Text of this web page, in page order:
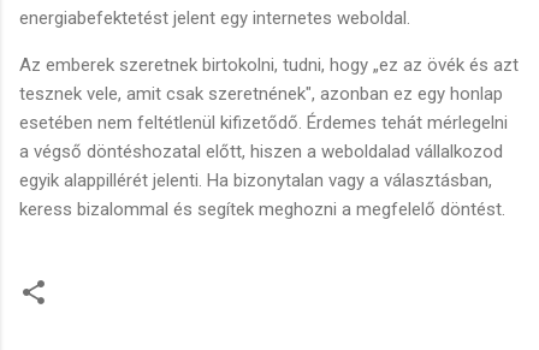
energiabefektetést jelent egy internetes weboldal.
Az emberek szeretnek birtokolni, tudni, hogy „ez az övék és azt
tesznek vele, amit csak szeretnének", azonban ez egy honlap
esetében nem feltétlenül kifizetődő. Érdemes tehát mérlegelni
a végső döntéshozatal előtt, hiszen a weboldalad vállalkozod
egyik alappillérét jelenti. Ha bizonytalan vagy a választásban,
keress bizalommal és segítek meghozni a megfelelő döntést.